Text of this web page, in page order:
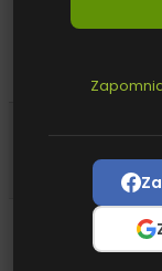
Na rok
dłużej to daj
M
#9
witam , a moja